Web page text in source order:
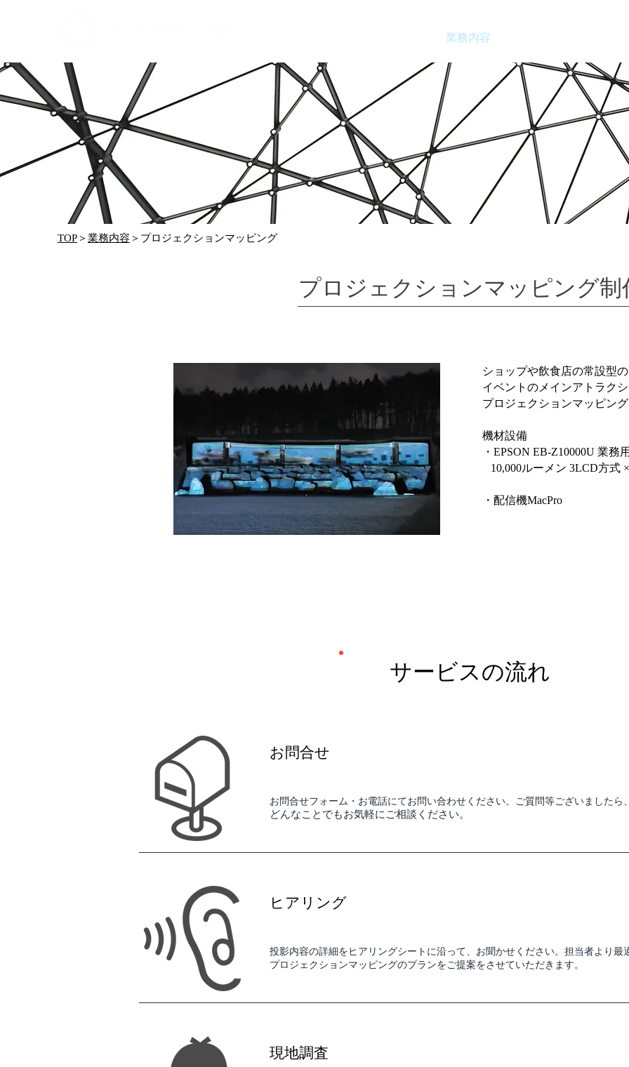
業務内容
TOP ＞ 業務内容 ＞プロジェクションマッピング
プロジェクション​マッピング制
ショップや飲食店の常設型
イベントのメインアトラク
プロジェクションマッピン
機材設備
・EPSON EB-Z10000U 業
10,000ルーメン 3LCD方
・配信機MacPro
サービスの流れ
お問合せ
お問合せフォーム・お電話にてお問い合わせください。ご質問等ございましたら
どんなことでもお気軽にご相談ください。
ヒアリング
投影内容の詳細をヒアリングシートに沿って、お聞かせください。担当者より最
プロジェクションマッピングのプランをご提案をさせていただきます。
現地調査